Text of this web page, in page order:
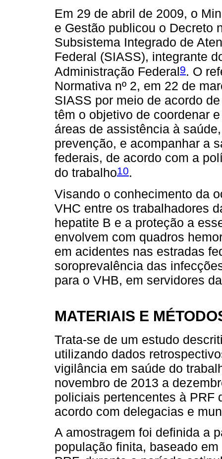
Em 29 de abril de 2009, o
e Gestão publicou o Decreto
Subsistema Integrado de
Federal (SIASS), integrante
Administração Federal9. O
Normativa nº 2, em 22 de
SIASS por meio de acordo
têm o objetivo de coordenar
áreas de assistência à
prevenção, e acompanhar a
federais, de acordo com a
do trabalho10.
Visando o conhecimento da
VHC entre os trabalhadores
hepatite B e a proteção a
envolvem com quadros
em acidentes nas estradas
soroprevalência das
para o VHB, em servidores
MATERIAIS E
Trata-se de um estudo
utilizando dados
vigilância em saúde do
novembro de 2013 a
policiais pertencentes à PRF
acordo com delegacias e
A amostragem foi definida a
população finita, baseado